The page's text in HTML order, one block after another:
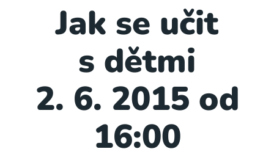
Jak se učit
s dětmi
2. 6. 2015 od
16:00